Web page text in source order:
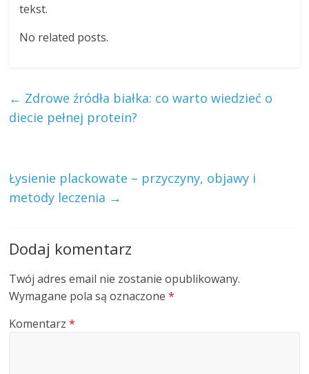
tekst.
No related posts.
← Zdrowe źródła białka: co warto wiedzieć o
diecie pełnej protein?
Łysienie plackowate – przyczyny, objawy i
metody leczenia →
Dodaj komentarz
Twój adres email nie zostanie opublikowany.
Wymagane pola są oznaczone*
Komentarz*